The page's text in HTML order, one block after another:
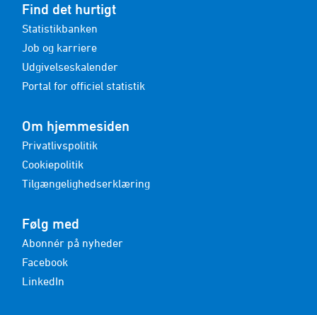
Find det hurtigt
Statistikbanken
Job og karriere
Udgivelseskalender
Portal for officiel statistik
Om hjemmesiden
Privatlivspolitik
Cookiepolitik
Tilgængelighedserklæring
Følg med
Abonnér på nyheder
Facebook
LinkedIn